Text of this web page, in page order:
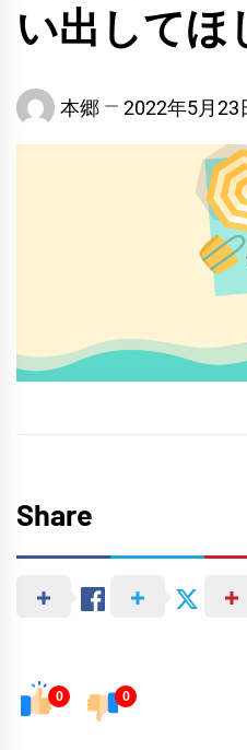
い出してほ
本郷 2022年5月23
Share
0 0